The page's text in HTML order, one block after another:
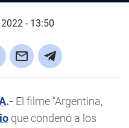
- 13:50
.- El filme "Argentina,
que condenó a los